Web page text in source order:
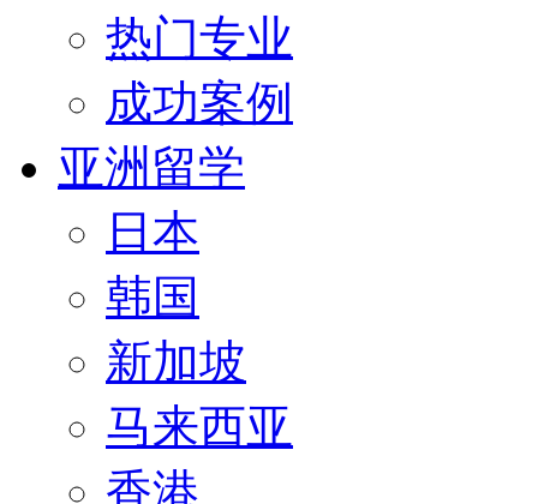
热门专业
成功案例
亚洲留学
日本
韩国
新加坡
马来西亚
香港